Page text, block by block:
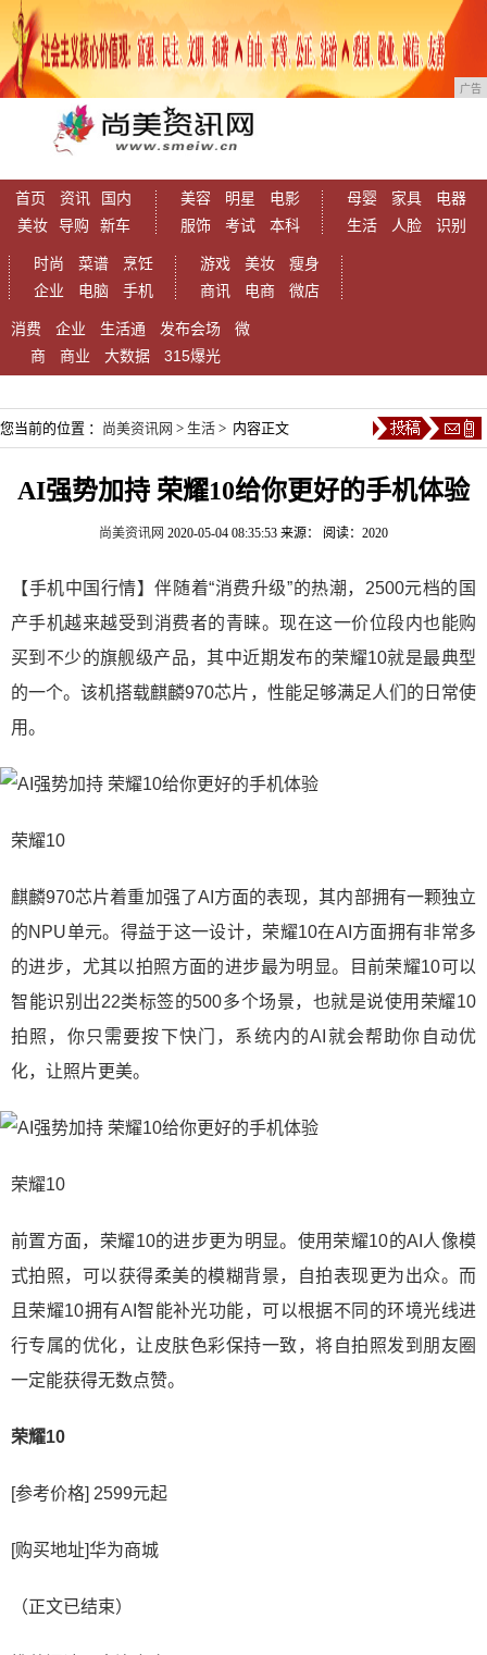
广告
首页 资讯
国内
美妆
导购 新车
美容 明星
电影
服饰
考试 本科
母婴 家具
电器
生活
人脸 识别
时尚 菜谱
烹饪
企业
电脑 手机
游戏 美妆
瘦身
商讯
电商 微店
消费 企业 生活通 发布会场
微
商
商业 大数据 315爆光
您当前的位置 ： 尚美资讯网 > 生活 > 内容正文
AI强势加持 荣耀10给你更好的手机体验
尚美资讯网 2020-05-04 08:35:53 来源： 阅读：2020
【手机中国行情】伴随着“消费升级”的热潮，2500元档的国
产手机越来越受到消费者的青睐。现在这一价位段内也能购
买到不少的旗舰级产品，其中近期发布的荣耀10就是最典型
的一个。该机搭载麒麟970芯片，性能足够满足人们的日常使
用。
荣耀10
麒麟970芯片着重加强了AI方面的表现，其内部拥有一颗独立
的NPU单元。得益于这一设计，荣耀10在AI方面拥有非常多
的进步，尤其以拍照方面的进步最为明显。目前荣耀10可以
智能识别出22类标签的500多个场景，也就是说使用荣耀10
拍照，你只需要按下快门，系统内的AI就会帮助你自动优
化，让照片更美。
荣耀10
前置方面，荣耀10的进步更为明显。使用荣耀10的AI人像模
式拍照，可以获得柔美的模糊背景，自拍表现更为出众。而
且荣耀10拥有AI智能补光功能，可以根据不同的环境光线进
行专属的优化，让皮肤色彩保持一致，将自拍照发到朋友圈
一定能获得无数点赞。
荣耀10
[参考价格] 2599元起
[购买地址]华为商城
（正文已结束）